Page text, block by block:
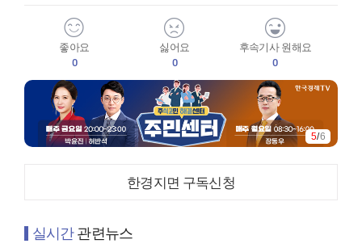
좋아요
0
싫어요
0
후속기사 원해요
0
5/6
한경지면 구독신청
실시간관련뉴스